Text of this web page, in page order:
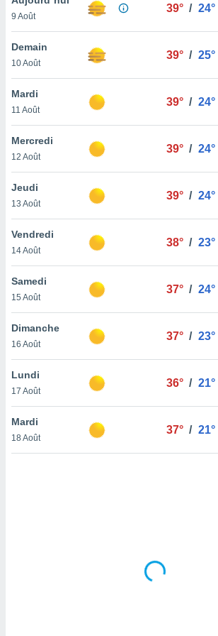
et
»,
au
vous
qu'ils
ou
le
ainsi
un
la
du
en
de
9 Août
39° / 24°
Demain
10 Août
39° / 25°
Mardi
11 Août
39° / 24°
Mercredi
12 Août
39° / 24°
Jeudi
13 Août
39° / 24°
Vendredi
14 Août
38° / 23°
Samedi
15 Août
37° / 24°
Dimanche
16 Août
37° / 23°
Lundi
17 Août
36° / 21°
Mardi
18 Août
37° / 21°